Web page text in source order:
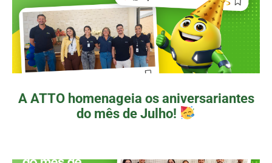
A ATTO homenageia os aniversariantes
do mês de Julho!